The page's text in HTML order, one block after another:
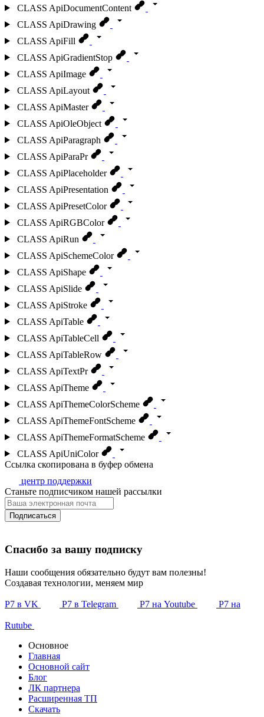
CLASS ApiDocumentContent
CLASS ApiDrawing
CLASS ApiFill
CLASS ApiGradientStop
CLASS ApiImage
CLASS ApiLayout
CLASS ApiMaster
CLASS ApiOleObject
CLASS ApiParagraph
CLASS ApiParaPr
CLASS ApiPlaceholder
CLASS ApiPresentation
CLASS ApiPresetColor
CLASS ApiRGBColor
CLASS ApiRun
CLASS ApiSchemeColor
CLASS ApiShape
CLASS ApiSlide
CLASS ApiStroke
CLASS ApiTable
CLASS ApiTableCell
CLASS ApiTableRow
CLASS ApiTextPr
CLASS ApiTheme
CLASS ApiThemeColorScheme
CLASS ApiThemeFontScheme
CLASS ApiThemeFormatScheme
CLASS ApiUniColor
Ссылка скопирована в буфер обмена
центр поддержки
Станьте подписчиком нашей рассылки
Подписаться
Спасибо за вашу подписку
Наши сообщения обязательно будут вам полезны!
Создавая технологии, меняем мир
Р7 в VK Р7 в Telegram Р7 на Youtube Р7 на
Rutube
Основное
Главная
Основной сайт
Блог
ЛК партнера
Расширенная ТП
Скачать